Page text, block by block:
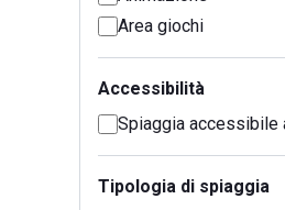
Area giochi
Accessibilità
Spiaggia accessibile
Tipologia di spiaggia